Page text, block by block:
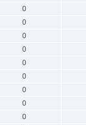
0
0
0
0
0
0
0
0
0